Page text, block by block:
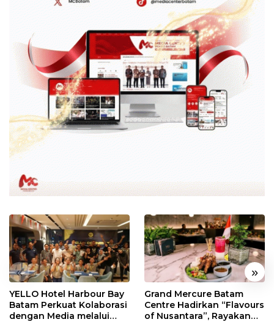
« »
YELLO Hotel Harbour Bay
Batam Perkuat Kolaborasi
dengan Media melalui
Grand Mercure Batam
Centre Hadirkan “Flavours
of Nusantara”, Rayakan